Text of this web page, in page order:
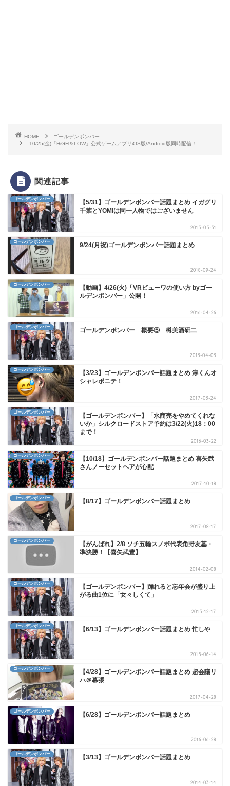
HOME
ゴールデンボンバー
10/25(金)「HiGH＆LOW」公式ゲームアプリiOS版/Android版同時配信！
関連記事
ゴールデンボンバー
【5/31】ゴールデンボンバー話題まとめ イガグリ
千葉とYOMIは同一人物ではございません
2015-05-31
ゴールデンボンバー 9/24(月祝)ゴールデンボンバー話題まとめ
2018-09-24
ゴールデンボンバー
【動画】4/26(火)「VRビューワの使い方 byゴー
ルデンボンバー」公開！
2016-04-26
ゴールデンボンバー ゴールデンボンバー 概要⑤ 樽美酒研二
2013-04-03
ゴールデンボンバー
【3/23】ゴールデンボンバー話題まとめ 淳くんオ
シャレポニテ！
2017-03-24
ゴールデンボンバー
【ゴールデンボンバー】「水商売をやめてくれな
いか」シルクロードストア予約は3/22(火)18：00
まで！
2016-03-22
ゴールデンボンバー
【10/18】ゴールデンボンバー話題まとめ 喜矢武
さんノーセットヘアが心配
2017-10-18
ゴールデンボンバー 【8/17】ゴールデンボンバー話題まとめ
2017-08-17
ゴールデンボンバー
【がんばれ】2/8 ソチ五輪スノボ代表角野友基・
準決勝！【喜矢武豊】
2014-02-08
ゴールデンボンバー
【ゴールデンボンバー】踊れると忘年会が盛り上
がる曲1位に「女々しくて」
2015-12-17
ゴールデンボンバー 【6/13】ゴールデンボンバー話題まとめ 忙しや
2015-06-14
ゴールデンボンバー
【4/28】ゴールデンボンバー話題まとめ 超会議リ
ハ＠幕張
2017-04-28
ゴールデンボンバー 【6/28】ゴールデンボンバー話題まとめ
2016-06-28
ゴールデンボンバー 【3/13】ゴールデンボンバー話題まとめ
2014-03-14